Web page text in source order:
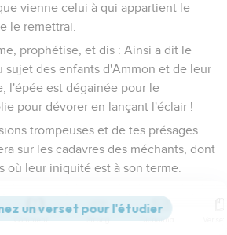
vienne celui à qui appartient le
le remettrai.
prophétise, et dis : Ainsi a dit le
sujet des enfants d'Ammon et de leur
l'épée est dégainée pour le
pour dévorer en lançant l'éclair !
trompeuses et de tes présages
sur les cadavres des méchants, dont
où leur iniquité est à son terme.
pays de ta naissance que je te jugerai.
Commentaires Strong